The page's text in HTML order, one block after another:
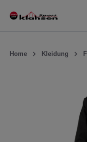
springen
Home Kleidung